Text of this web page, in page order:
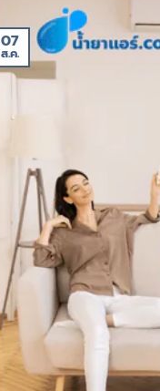
07
ส.ค.